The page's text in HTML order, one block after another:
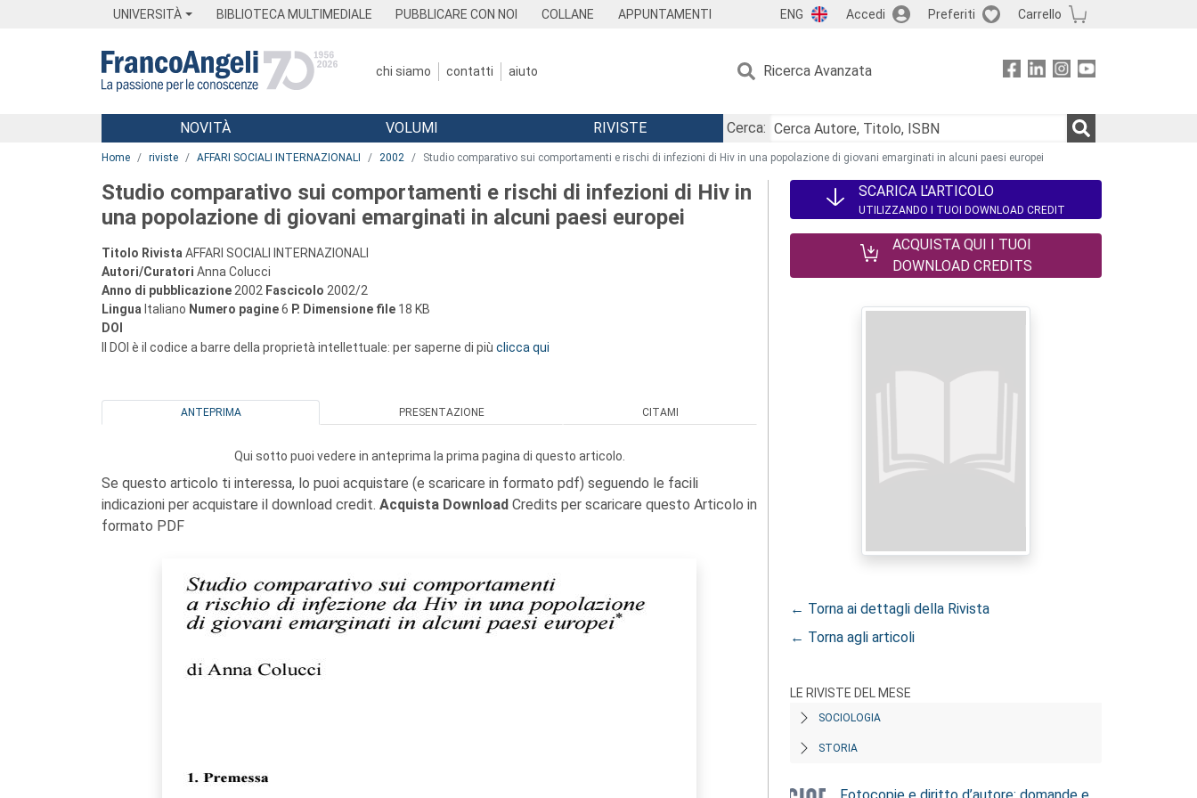
UNIVERSITÀ BIBLIOTECA MULTIMEDIALE PUBBLICARE CON NOI COLLANE APPUNTAMENTI ENG Accedi Preferiti Carrello
chi siamo contatti aiuto Ricerca Avanzata
Menu
NOVITÀ VOLUMI RIVISTE
Cerca:
Home riviste AFFARI SOCIALI INTERNAZIONALI 2002 Studio comparativo sui comportamenti e rischi di infezioni di Hiv in una popolazione di giovani emarginati in alcuni paesi europei
Studio comparativo sui comportamenti e rischi di infezioni di Hiv in
una popolazione di giovani emarginati in alcuni paesi europei
Titolo Rivista AFFARI SOCIALI INTERNAZIONALI
Autori/Curatori Anna Colucci
Anno di pubblicazione 2002 Fascicolo 2002/2
Lingua Italiano Numero pagine6 P. Dimensione file 18 KB
DOI
Il DOI è il codice a barre della proprietà intellettuale: per saperne di più clicca qui
ANTEPRIMA PRESENTAZIONE CITAMI
Qui sotto puoi vedere in anteprima la prima pagina di questo articolo.
Se questo articolo ti interessa, lo puoi acquistare (e scaricare in formato pdf) seguendo le facili
indicazioni per acquistare il download credit. Acquista Download Credits per scaricare questo Articolo in
formato PDF
SCARICA L'ARTICOLO
UTILIZZANDO I TUOI DOWNLOAD CREDIT
ACQUISTA QUI I TUOI
DOWNLOAD CREDITS
← Torna ai dettagli della Rivista
← Torna agli articoli
LE RIVISTE DEL MESE
SOCIOLOGIA
STORIA